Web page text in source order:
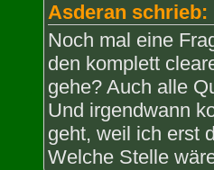
Asderan schrieb:
Noch mal eine
den komplett
gehe? Auch alle
Und irgendwann
geht, weil ich erst
Welche Stelle